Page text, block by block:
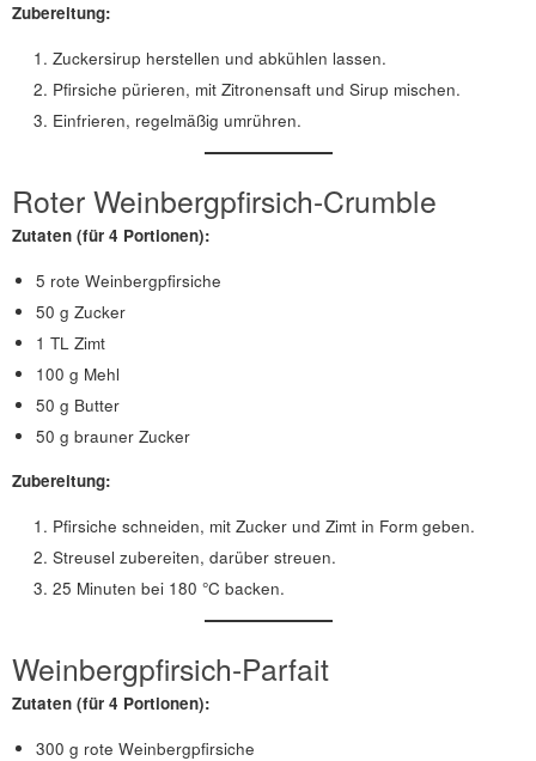
Zubereitung:
Zuckersirup herstellen und abkühlen lassen.
Pfirsiche pürieren, mit Zitronensaft und Sirup mischen.
Einfrieren, regelmäßig umrühren.
Roter Weinbergpfirsich-Crumble
Zutaten (für 4 Portionen):
5 rote Weinbergpfirsiche
50 g Zucker
1 TL Zimt
100 g Mehl
50 g Butter
50 g brauner Zucker
Zubereitung:
Pfirsiche schneiden, mit Zucker und Zimt in Form geben.
Streusel zubereiten, darüber streuen.
25 Minuten bei 180 °C backen.
Weinbergpfirsich-Parfait
Zutaten (für 4 Portionen):
300 g rote Weinbergpfirsiche